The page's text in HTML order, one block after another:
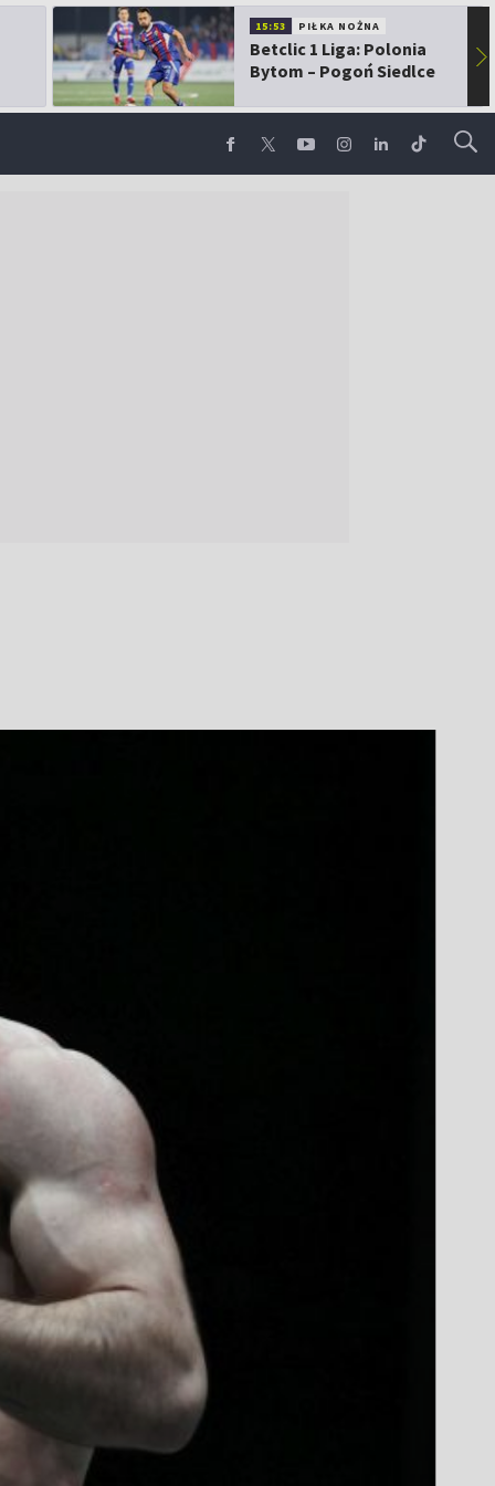
15:53 PIŁKA NOŻNA
Betclic 1 Liga: Polonia
Bytom – Pogoń Siedlce
▶